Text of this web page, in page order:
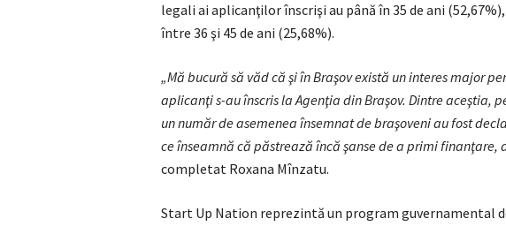
legali ai aplicanţilor înscrişi au până în 35 de ani
între 36 şi 45 de ani (25,68%).
„Mă bucură să văd că şi în Braşov există un interes major
aplicanţi s-au înscris la Agenţia din Braşov. Dintre aceştia,
un număr de asemenea însemnat de braşoveni au fost
ce înseamnă că păstrează încă şanse de a primi
completat Roxana Mînzatu.
Start Up Nation reprezintă un program guvernamental